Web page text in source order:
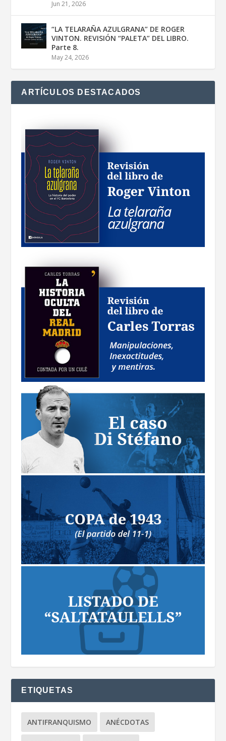
Jun 21, 2026
“LA TELARAÑA AZULGRANA” DE ROGER
VINTON. REVISIÓN “PALETA” DEL LIBRO.
Parte 8.
May 24, 2026
ARTÍCULOS DESTACADOS
ETIQUETAS
ANTIFRANQUISMO ANÉCDOTAS